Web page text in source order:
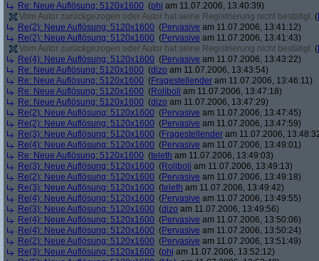
Re: Neue Auflösung: 5120x1600 (phj am 11.07.2006, 13:40:39)
Vom Autor zurückgezogen oder Autor hat seine Registrierung nicht bestätigt (
Re(2): Neue Auflösung: 5120x1600 (Pervasive am 11.07.2006, 13:41:12)
Re(2): Neue Auflösung: 5120x1600 (Pervasive am 11.07.2006, 13:41:43)
Vom Autor zurückgezogen oder Autor hat seine Registrierung nicht bestätigt (
Re(4): Neue Auflösung: 5120x1600 (Pervasive am 11.07.2006, 13:43:22)
Re: Neue Auflösung: 5120x1600 (dizo am 11.07.2006, 13:43:54)
Re: Neue Auflösung: 5120x1600 (Fragestellender am 11.07.2006, 13:46:11)
Re: Neue Auflösung: 5120x1600 (Roliboli am 11.07.2006, 13:47:18)
Re: Neue Auflösung: 5120x1600 (dizo am 11.07.2006, 13:47:29)
Re(2): Neue Auflösung: 5120x1600 (Pervasive am 11.07.2006, 13:47:45)
Re(2): Neue Auflösung: 5120x1600 (Pervasive am 11.07.2006, 13:47:59)
Re(3): Neue Auflösung: 5120x1600 (Fragestellender am 11.07.2006,
Re(4): Neue Auflösung: 5120x1600 (Pervasive am 11.07.2006, 13:49:01)
Re: Neue Auflösung: 5120x1600 (teleth am 11.07.2006, 13:49:03)
Re(3): Neue Auflösung: 5120x1600 (Roliboli am 11.07.2006, 13:49:13)
Re(2): Neue Auflösung: 5120x1600 (Pervasive am 11.07.2006, 13:49:18)
Re(3): Neue Auflösung: 5120x1600 (teleth am 11.07.2006, 13:49:42)
Re(4): Neue Auflösung: 5120x1600 (Pervasive am 11.07.2006, 13:49:55)
Re(3): Neue Auflösung: 5120x1600 (dizo am 11.07.2006, 13:49:56)
Re(4): Neue Auflösung: 5120x1600 (Pervasive am 11.07.2006, 13:50:06)
Re(4): Neue Auflösung: 5120x1600 (Pervasive am 11.07.2006, 13:50:24)
Re(2): Neue Auflösung: 5120x1600 (Pervasive am 11.07.2006, 13:51:49)
Re(3): Neue Auflösung: 5120x1600 (phj am 11.07.2006, 13:52:12)